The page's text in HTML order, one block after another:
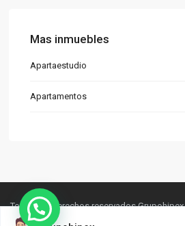
Mas inmuebles
Apartaestudio
Apartamentos
Todos los derechos reservados Grupohipex